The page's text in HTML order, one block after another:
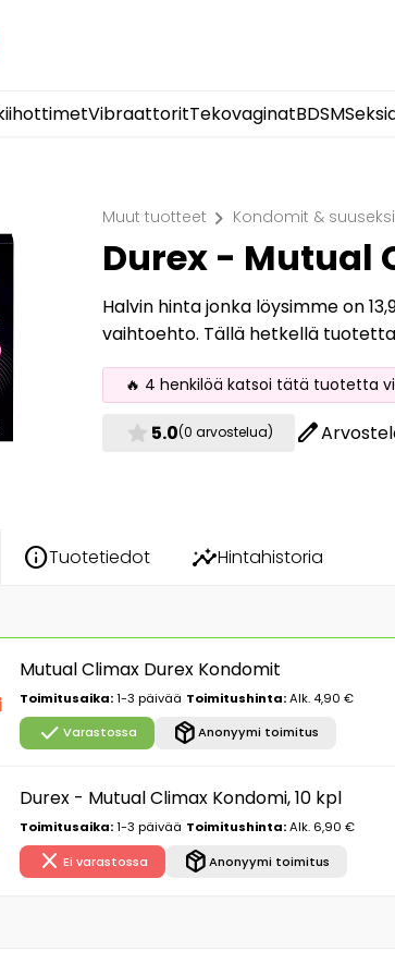
VibraattoritTekovaginatBDSM
Muut tuotteet chevron_right Kondomit &
Durex - Mutual
Halvin hinta jonka löysimme on
vaihtoehto. Tällä hetkellä
🔥 4 henkilöä katsoi tätä tuotetta
star 5.0(0 arvostelua) edit
infoTuotetiedot insightsHintahistoria
Mutual Climax Durex Kondomit
Toimitusaika:1-3 päivää Toimitushinta:Alk. 4,90 €
check Varastossa package_2Anonyymi toimitus
Durex - Mutual Climax Kondomi, 10 kpl
Toimitusaika:1-3 päivää Toimitushinta:Alk. 6,90 €
close Ei varastossa package_2Anonyymi toimitus